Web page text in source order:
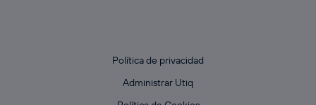
Política de privacidad
Administrar Utiq